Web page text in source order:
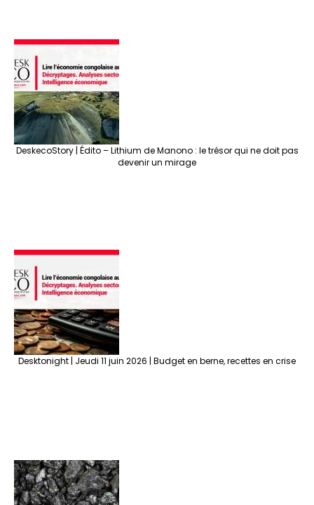
DeskecoStory | Édito – Lithium de Manono : le trésor qui ne doit pas
devenir un mirage
Desktonight | Jeudi 11 juin 2026 | Budget en berne, recettes en crise